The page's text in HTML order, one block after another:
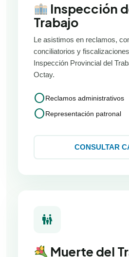
Inspección
Trabajo
Le asistimos en reclamos,
conciliatorios y
Inspección Provincial del
Octay.
circleReclamos administrativos
circleRepresentación patronal
CONSULTAR
family_restroom
Muerte del